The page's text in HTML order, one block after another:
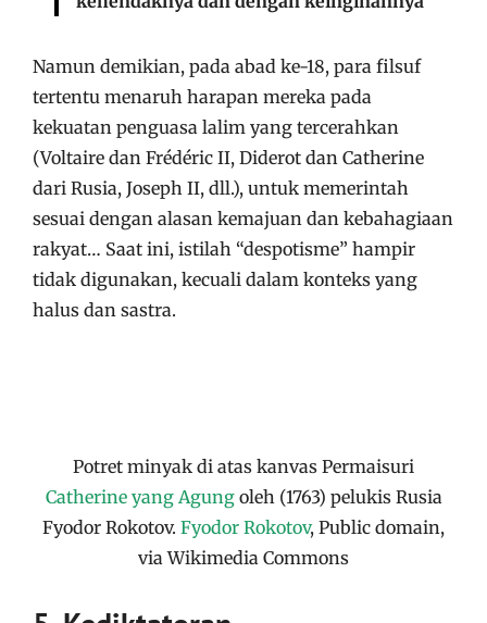
Namun demikian, pada abad ke-18, para filsuf
tertentu menaruh harapan mereka pada
kekuatan penguasa lalim yang tercerahkan
(Voltaire dan Frédéric II, Diderot dan Catherine
dari Rusia, Joseph II, dll.), untuk memerintah
sesuai dengan alasan kemajuan dan kebahagiaan
rakyat… Saat ini, istilah “despotisme” hampir
tidak digunakan, kecuali dalam konteks yang
halus dan sastra.
Potret minyak di atas kanvas Permaisuri
Catherine yang Agungoleh (1763) pelukis Rusia
Fyodor Rokotov. Fyodor Rokotov, Public domain,
via Wikimedia Commons